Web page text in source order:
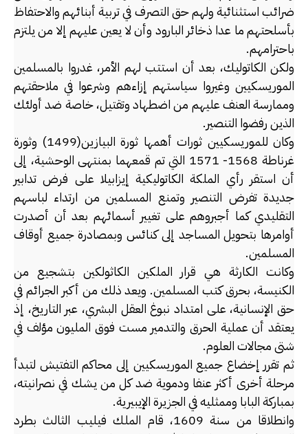
ضرائب استثنائية ولهم حق التصرف في تربية أبنائهم والاحتفاظ
بأسلحتهم ما عدا ذخائر البارود وأن لا يعين عليهم إلا من يلتزم
باحترامهم.
ولكن الكاتوليك، بعد أن استتب لهم الأمر، غدروا بالمسلمين
الموريسكيين وغيروا سياستهم إزاءهم وشرعوا في ملاحقتهم
وممارسة العنف عليهم من اضطهاد وتقتيل، خاصة ضد أولئك
الذين رفضوا التنصير.
وكان للموريسكيين ثورات أهمها ثورة البيازين(1499) وثورة
غرناطة 1568- 1571 التي تم قمعهما بمنتهى الوحشية، إلى
أن استقر رأي الملكة الكاتوليكية إيزابيلا على فرض تدابير
جديدة تفرض التنصير وتمنع المسلمين من ارتداء لباسهم
التقليدي كما أجبروهم على تغيير أسمائهم بعد أن أصدرت
أوامرها بتحويل المساجد إلى كنائس وبمصادرة جميع أوقاف
المسلمين.
وكانت الكارثة هي قرار الملكين الكاثولكين بتشجيع من
الكنيسة، بحرق كتب المسلمين. ويعد ذلك من أكبر الجرائم في
حق الإنسانية، على امتداد نبوغ العقل البشري، عبر التاريخ، إذ
يعتقد أن عملية الحرق والتدمير مست فوق المليون مؤلف في
شتى مجالات العلوم.
ثم تقرر إخضاع جميع الموريسكيين إلى محاكم التفتيش لتبدأ
مرحلة أخرى أكثر عنفا ودموية ضد كل من يشك في نصرانيته،
بمباركة البابا وممثليه في الجزيرة الإيبيرية.
وانطلاقا من سنة 1609، قام الملك فيليب الثالث بطرد